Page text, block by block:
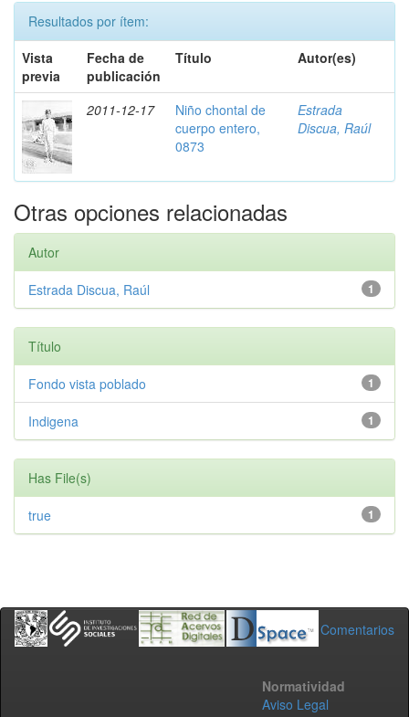
Resultados por ítem:
Vista
previa
Fecha de
publicación
Título Autor(es)
2011-12-17
Niño chontal de
cuerpo entero,
0873
Estrada
Discua, Raúl
Otras opciones relacionadas
Autor
1
Estrada Discua, Raúl
Título
1
Fondo vista poblado
1
Indigena
Has File(s)
1
true
Comentarios
Normatividad
Aviso Legal